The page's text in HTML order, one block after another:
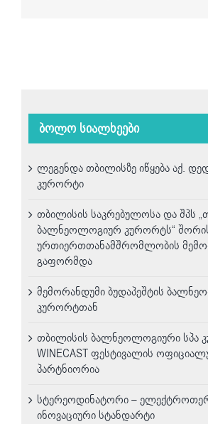
ბოლო სიალხეები
ლეგენდა თბილისზე იწყება აქ.
კურორტი
თბილისის საკრებულოსა და შპს
ბალნეოლოგიურ კურორტს“
ურთიერთთანამშრომლობის
გაფორმდა
მემორანდუმი ბუდაპეშტის
კურორტთან
თბილისის ბალნეოლოგიური სპა
WINECAST ფესტივალის
პარტნიორია
სტერეოდინატორი –
ინოვაციური სტანდარტი